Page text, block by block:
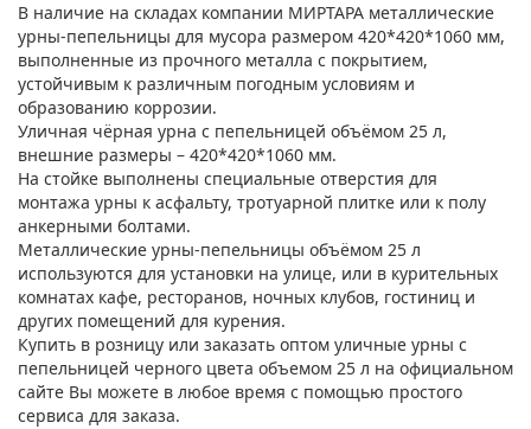
В наличие на складах компании МИРТАРА металлические
урны-пепельницы для мусора размером 420*420*1060 мм,
выполненные из прочного металла с покрытием,
устойчивым к различным погодным условиям и
образованию коррозии.
Уличная чёрная урна с пепельницей объёмом 25 л,
внешние размеры – 420*420*1060 мм.
На стойке выполнены специальные отверстия для
монтажа урны к асфальту, тротуарной плитке или к полу
анкерными болтами.
Металлические урны-пепельницы объёмом 25 л
используются для установки на улице, или в курительных
комнатах кафе, ресторанов, ночных клубов, гостиниц и
других помещений для курения.
Купить в розницу или заказать оптом уличные урны с
пепельницей черного цвета объемом 25 л на официальном
сайте Вы можете в любое время с помощью простого
сервиса для заказа.